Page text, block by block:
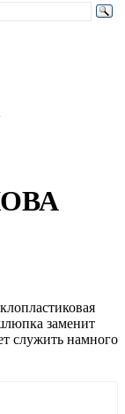
заменит
служить намного